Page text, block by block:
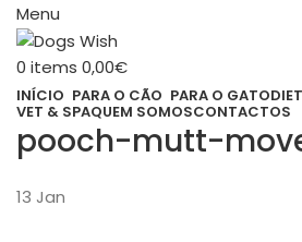
Menu
0 items 0,00€
INÍCIO PARA O CÃO PARA O GATO
VET & SPAQUEM SOMOSCONTACTOS
pooch-mutt-
13 Jan